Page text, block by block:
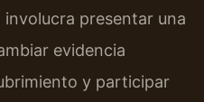
presentar una
evidencia
y participar